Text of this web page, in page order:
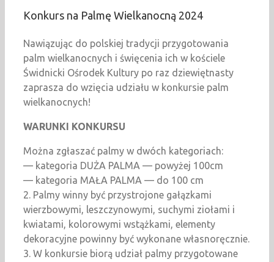
Konkurs na Palmę Wielkanocną 2024
Nawiązując do polskiej tradycji przygotowania
palm wielkanocnych i święcenia ich w kościele
Świdnicki Ośrodek Kultury po raz dziewiętnasty
zaprasza do wzięcia udziału w konkursie palm
wielkanocnych!
WARUNKI KONKURSU
Można zgłaszać palmy w dwóch kategoriach:
— kategoria DUŻA PALMA — powyżej 100cm
— kategoria MAŁA PALMA — do 100 cm
2. Palmy winny być przystrojone gałązkami
wierzbowymi, leszczynowymi, suchymi ziołami i
kwiatami, kolorowymi wstążkami, elementy
dekoracyjne powinny być wykonane własnoręcznie.
3. W konkursie biorą udział palmy przygotowane